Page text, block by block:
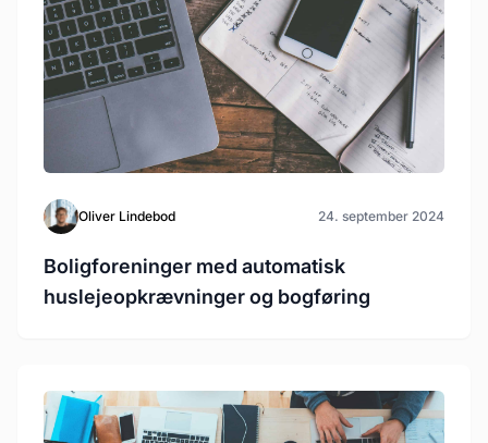
Oliver Lindebod 24. september 2024
Boligforeninger med automatisk
huslejeopkrævninger og bogføring